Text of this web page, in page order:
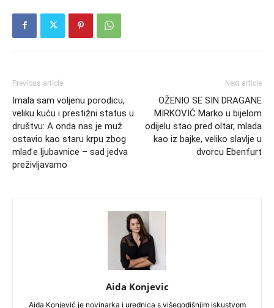
Previous article
Imala sam voljenu porodicu,
veliku kuću i prestižni status u
društvu: A onda nas je muž
ostavio kao staru krpu zbog
mlađe ljubavnice – sad jedva
preživljavamo
Next article
OŽENIO SE SIN DRAGANE
MIRKOVIĆ Marko u bijelom
odijelu stao pred oltar, mlada
kao iz bajke, veliko slavlje u
dvorcu Ebenfurt
Aida Konjevic
Aida Konjević je novinarka i urednica s višegodišnjim iskustvom